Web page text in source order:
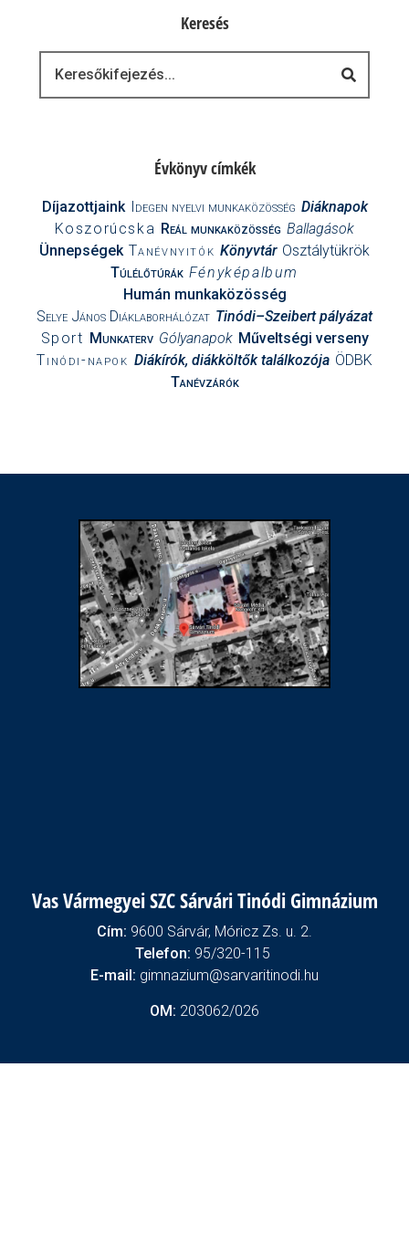
Keresés
Évkönyv címkék
Díjazottjaink Idegen nyelvi munkaközösség Diáknapok
Koszorúcska Reál munkaközösség Ballagások
Ünnepségek Tanévnyitók Könyvtár Osztálytükrök
Túlélőtúrák Fényképalbum
Humán munkaközösség
Selye János Diáklaborhálózat Tinódi–Szeibert pályázat
Sport Munkaterv Gólyanapok Műveltségi verseny
Tinódi-napok Diákírók, diákköltők találkozója ÖDBK
Tanévzárók
Vas Vármegyei SZC Sárvári Tinódi Gimnázium
Cím: 9600 Sárvár, Móricz Zs. u. 2.
Telefon: 95/320-115
E-mail: gimnazium@sarvaritinodi.hu
OM: 203062/026